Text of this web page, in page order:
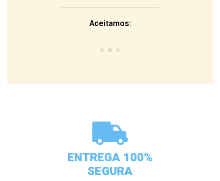
Aceitamos:
ENTREGA 100%
SEGURA